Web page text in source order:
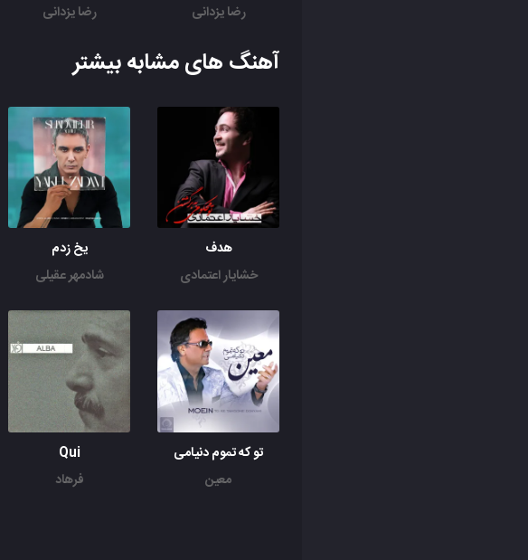
رضا یزدانی
رضا یزدانی
آهنگ های مشابه بیشتر
هدف
خشایار اعتمادی
یخ زدم
شادمهر عقیلی
تو که تموم دنیامی
معین
Qui
فرهاد